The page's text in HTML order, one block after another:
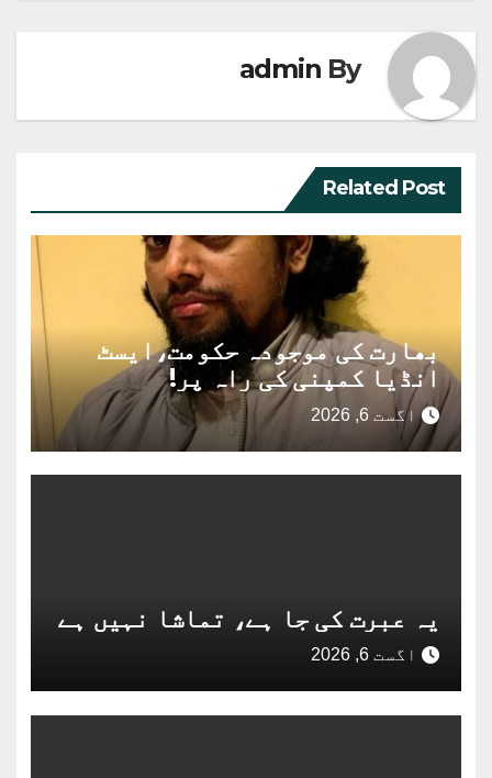
By
admin
Related Post
بھارت کی موجودہ حکومت،ایسٹ
انڈیا کمپنی کی راہ پر!
اگست 6, 2026
یہ عبرت کی جا ہے، تماشا نہیں ہے
اگست 6, 2026